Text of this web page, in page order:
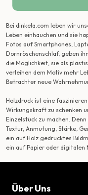
Bei dinkela.com leben wir
Leben einhauchen und sie
Fotos auf Smartphones,
Dornröschenschlaf, geben
die Möglichkeit, sie als
verleihen dem Motiv mehr
Betrachter neue
Holzdruck ist eine
Wirkungskraft zu schenken
Einzelstück zu machen.
Textur, Anmutung, Stärke,
ein auf Holz gedrucktes
ein auf Papier oder digitalen
Über Uns